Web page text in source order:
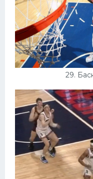
29.